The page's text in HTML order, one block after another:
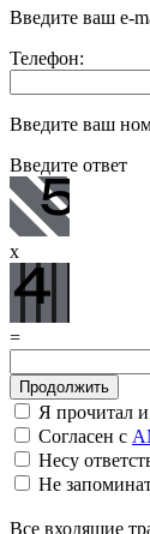
Введите ваш e-
Телефон:
Введите ваш
Введите ответ
x
=
Я прочитал и
Согласен с
Несу
Не
Все входящие